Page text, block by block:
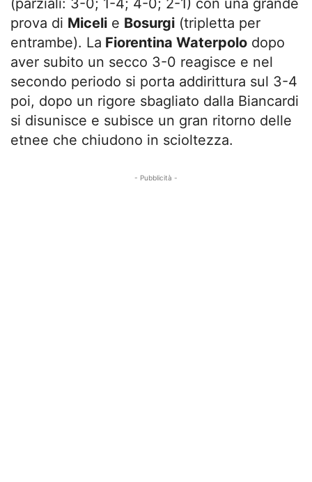
(parziali: 3-0; 1-4; 4-0; 2-1) con una grande
prova di Miceli e Bosurgi (tripletta per
entrambe). La Fiorentina Waterpolo dopo
aver subito un secco 3-0 reagisce e nel
secondo periodo si porta addirittura sul 3-4
poi, dopo un rigore sbagliato dalla Biancardi
si disunisce e subisce un gran ritorno delle
etnee che chiudono in scioltezza.
- Pubblicità -